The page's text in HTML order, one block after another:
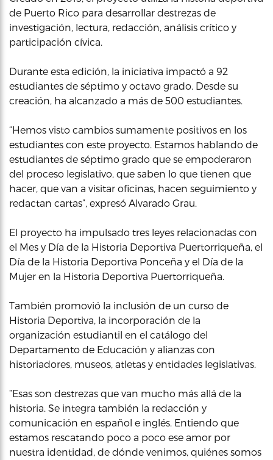
de Puerto Rico para desarrollar destrezas de
investigación, lectura, redacción, análisis crítico y
participación cívica.
Durante esta edición, la iniciativa impactó a 92
estudiantes de séptimo y octavo grado. Desde su
creación, ha alcanzado a más de 500 estudiantes.
“Hemos visto cambios sumamente positivos en los
estudiantes con este proyecto. Estamos hablando de
estudiantes de séptimo grado que se empoderaron
del proceso legislativo, que saben lo que tienen que
hacer, que van a visitar oficinas, hacen seguimiento y
redactan cartas”, expresó Alvarado Grau.
El proyecto ha impulsado tres leyes relacionadas con
el Mes y Día de la Historia Deportiva Puertorriqueña, el
Día de la Historia Deportiva Ponceña y el Día de la
Mujer en la Historia Deportiva Puertorriqueña.
También promovió la inclusión de un curso de
Historia Deportiva, la incorporación de la
organización estudiantil en el catálogo del
Departamento de Educación y alianzas con
historiadores, museos, atletas y entidades legislativas.
“Esas son destrezas que van mucho más allá de la
historia. Se integra también la redacción y
comunicación en español e inglés. Entiendo que
estamos rescatando poco a poco ese amor por
nuestra identidad, de dónde venimos, quiénes somos